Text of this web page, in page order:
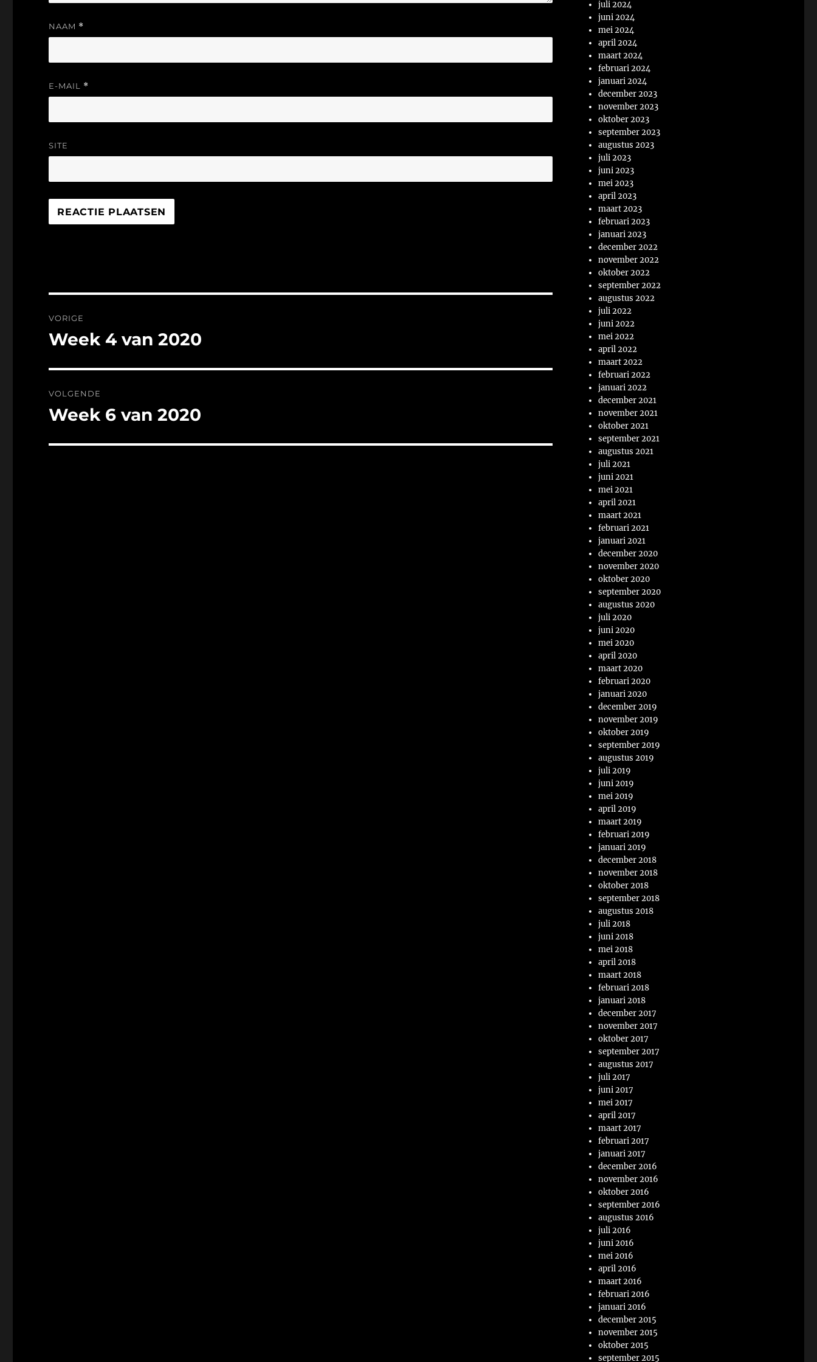
NAAM *
E-MAIL *
SITE
navigatie
VORIGE
Vorig
Week 4 van 2020
VOLGENDE
Volgend
Week 6 van 2020
juli 2024
juni 2024
mei 2024
april 2024
maart 2024
februari 2024
januari 2024
december 2023
november 2023
oktober 2023
september 2023
augustus 2023
juli 2023
juni 2023
mei 2023
april 2023
maart 2023
februari 2023
januari 2023
december 2022
november 2022
oktober 2022
september 2022
augustus 2022
juli 2022
juni 2022
mei 2022
april 2022
maart 2022
februari 2022
januari 2022
december 2021
november 2021
oktober 2021
september 2021
augustus 2021
juli 2021
juni 2021
mei 2021
april 2021
maart 2021
februari 2021
januari 2021
december 2020
november 2020
oktober 2020
september 2020
augustus 2020
juli 2020
juni 2020
mei 2020
april 2020
maart 2020
februari 2020
januari 2020
december 2019
november 2019
oktober 2019
september 2019
augustus 2019
juli 2019
juni 2019
mei 2019
april 2019
maart 2019
februari 2019
januari 2019
december 2018
november 2018
oktober 2018
september 2018
augustus 2018
juli 2018
juni 2018
mei 2018
april 2018
maart 2018
februari 2018
januari 2018
december 2017
november 2017
oktober 2017
september 2017
augustus 2017
juli 2017
juni 2017
mei 2017
april 2017
maart 2017
februari 2017
januari 2017
december 2016
november 2016
oktober 2016
september 2016
augustus 2016
juli 2016
juni 2016
mei 2016
april 2016
maart 2016
februari 2016
januari 2016
december 2015
november 2015
oktober 2015
september 2015